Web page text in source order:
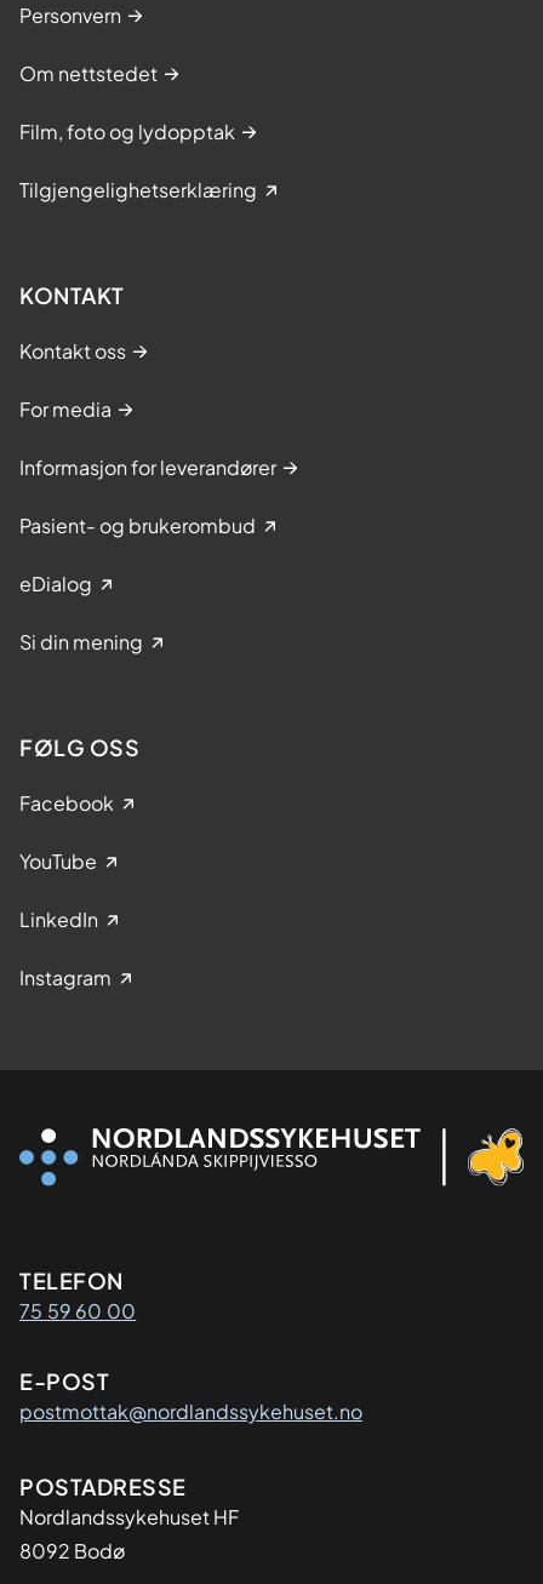
Personvern
Om nettstedet
Film, foto og lydopptak
Tilgjengelighetserklæring
KONTAKT
Kontakt oss
For media
Informasjon for leverandører
Pasient- og brukerombud
eDialog
Si din mening
FØLG OSS
Facebook
YouTube
LinkedIn
Instagram
Kontaktinformasjon
TELEFON
75 59 60 00
E-POST
postmottak@nordlandssykehuset.no
Adresse
POSTADRESSE
Nordlandssykehuset HF
8092 Bodø